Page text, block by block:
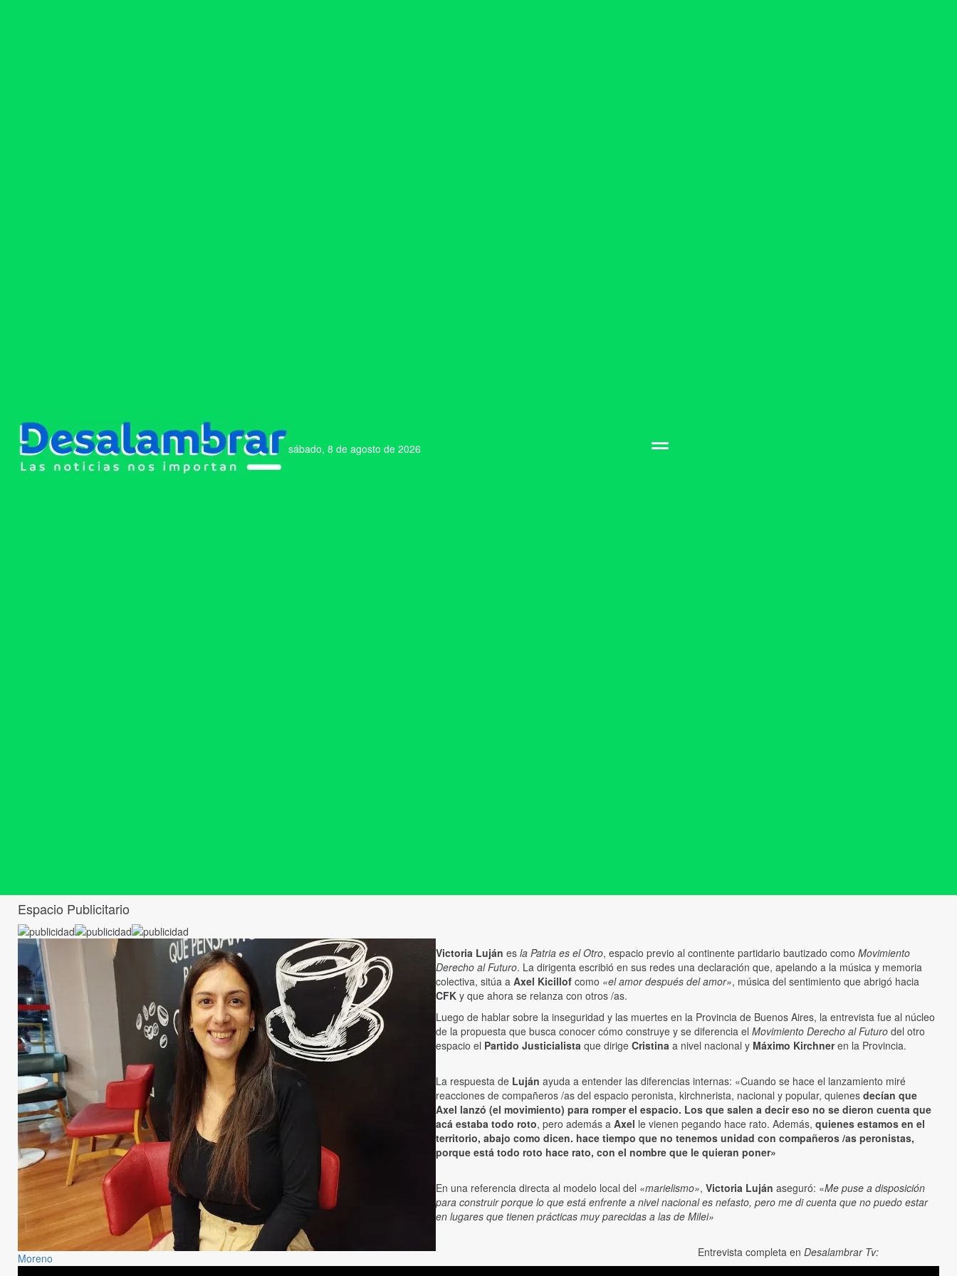
sábado, 8 de agosto de 2026
Espacio Publicitario
Moreno
Victoria Luján es la Patria es el Otro, espacio previo al continente partidario bautizado como Movimiento
Derecho al Futuro. La dirigenta escribió en sus redes una declaración que, apelando a la música y memoria
colectiva, sitúa a Axel Kicillof como «el amor después del amor», música del sentimiento que abrigó hacia
CFK y que ahora se relanza con otros /as.
Luego de hablar sobre la inseguridad y las muertes en la Provincia de Buenos Aires, la entrevista fue al núcleo
de la propuesta que busca conocer cómo construye y se diferencia el Movimiento Derecho al Futuro del otro
espacio el Partido Justicialista que dirige Cristina a nivel nacional y Máximo Kirchneren la Provincia.
La respuesta de Luján ayuda a entender las diferencias internas: «Cuando se hace el lanzamiento miré
reacciones de compañeros /as del espacio peronista, kirchnerista, nacional y popular, quienes decían que
Axel lanzó (el movimiento) para romper el espacio. Los que salen a decir eso no se dieron cuenta que
acá estaba todo roto, pero además a Axel le vienen pegando hace rato. Además, quienes estamos en el
territorio, abajo como dicen. hace tiempo que no tenemos unidad con compañeros /as peronistas,
porque está todo roto hace rato, con el nombre que le quieran poner»
En una referencia directa al modelo local del «marielismo», Victoria Luján aseguró: «Me puse a disposición
para construir porque lo que está enfrente a nivel nacional es nefasto, pero me di cuenta que no puedo estar
en lugares que tienen prácticas muy parecidas a las de Milei»
Entrevista completa en Desalambrar Tv: